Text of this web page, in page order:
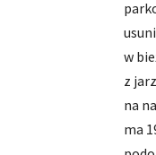
w
z
na
ma